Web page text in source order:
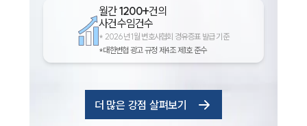
만화로 보는 사례
월간1200+건의
사건수임건수
* 2026년 1월 변호사협회 경유증표 발급 기준
*대한변협 광고 규정 제4조 제1호 준수
더 많은 강점 살펴보기